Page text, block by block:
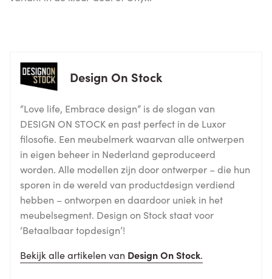
Design On Stock
“Love life, Embrace design” is de slogan van
DESIGN ON STOCK en past perfect in de Luxor
filosofie. Een meubelmerk waarvan alle ontwerpen
in eigen beheer in Nederland geproduceerd
worden. Alle modellen zijn door ontwerper – die hun
sporen in de wereld van productdesign verdiend
hebben – ontworpen en daardoor uniek in het
meubelsegment. Design on Stock staat voor
‘Betaalbaar topdesign’!
Bekijk alle artikelen van Design On Stock.